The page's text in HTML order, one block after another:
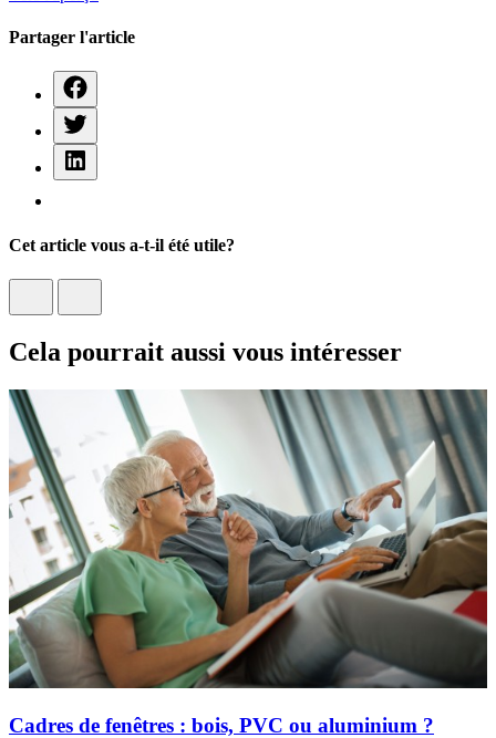
Partager l'article
Cet article vous a-t-il été utile?
Cela pourrait aussi vous intéresser
Cadres de fenêtres : bois, PVC ou aluminium ?